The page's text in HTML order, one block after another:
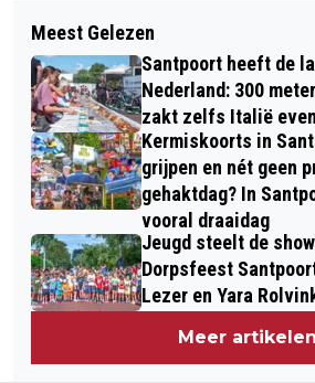
SBS6 MAAKT
ST. MEERGROEN EN
DONDERGAG 27
IN GROENENDAAL
KOMENDE ZOMER GRATIS
BUS NAAR STRANDEN
EN ZANDVOORT
Meest Gelezen
Santpoort heeft de
Nederland: 300
zakt zelfs Italië
Kermiskoorts in
grijpen en nét geen
gehaktdag? In
vooral draaidag
Jeugd steelt de
Dorpsfeest
Lezer en Yara
Meer artikelen